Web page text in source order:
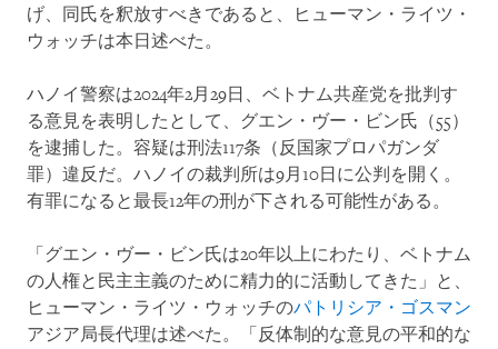
げ、同氏を釈放すべきであると、ヒューマン・ライツ・
ウォッチは本日述べた。
ハノイ警察は2024年2月29日、ベトナム共産党を批判す
る意見を表明したとして、グエン・ヴー・ビン氏（55）
を逮捕した。容疑は刑法117条（反国家プロパガンダ
罪）違反だ。ハノイの裁判所は9月10日に公判を開く。
有罪になると最長12年の刑が下される可能性がある。
「グエン・ヴー・ビン氏は20年以上にわたり、ベトナム
の人権と民主主義のために精力的に活動してきた」と、
ヒューマン・ライツ・ウォッチのパトリシア・ゴスマン
アジア局長代理は述べた。「反体制的な意見の平和的な